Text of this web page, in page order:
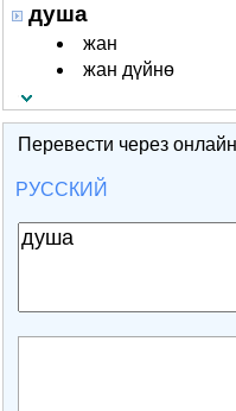
душа
жан
жан дүйнө
Перевести через онлайн
РУССКИЙ